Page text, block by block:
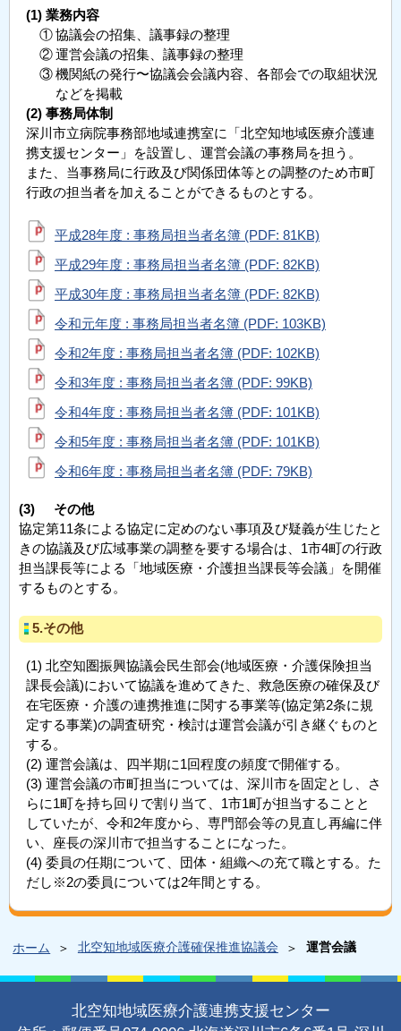
業務内容
① 協議会の招集、議事録の整理
② 運営会議の招集、議事録の整理
③ 機関紙の発行〜協議会会議内容、各部会での取組状況
などを掲載
事務局体制
深川市立病院事務部地域連携室に「北空知地域医療介護連
携支援センター」を設置し、運営会議の事務局を担う。
また、当事務局に行政及び関係団体等との調整のため市町
行政の担当者を加えることができるものとする。
平成28年度 : 事務局担当者名簿 (PDF: 81KB)
平成29年度 : 事務局担当者名簿 (PDF: 82KB)
平成30年度 : 事務局担当者名簿 (PDF: 82KB)
令和元年度 : 事務局担当者名簿 (PDF: 103KB)
令和2年度 : 事務局担当者名簿 (PDF: 102KB)
令和3年度 : 事務局担当者名簿 (PDF: 99KB)
令和4年度 : 事務局担当者名簿 (PDF: 101KB)
令和5年度 : 事務局担当者名簿 (PDF: 101KB)
令和6年度 : 事務局担当者名簿 (PDF: 79KB)
(3)
その他
協定第11条による協定に定めのない事項及び疑義が生じたと
きの協議及び広域事業の調整を要する場合は、1市4町の行政
担当課長等による「地域医療・介護担当課長等会議」を開催
するものとする。
5.その他
北空知圏振興協議会民生部会(地域医療・介護保険担当
課長会議)において協議を進めてきた、救急医療の確保及び
在宅医療・介護の連携推進に関する事業等(協定第2条に規
定する事業)の調査研究・検討は運営会議が引き継ぐものと
する。
運営会議は、四半期に1回程度の頻度で開催する。
運営会議の市町担当については、深川市を固定とし、さ
らに1町を持ち回りで割り当て、1市1町が担当することと
していたが、令和2年度から、専門部会等の見直し再編に伴
い、座長の深川市で担当することになった。
委員の任期について、団体・組織への充て職とする。た
だし※2の委員については2年間とする。
ホーム 北空知地域医療介護確保推進協議会 運営会議
北空知地域医療介護連携支援センター